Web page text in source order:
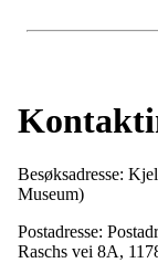
Besøksadresse:
Museum)
Postadresse:
Raschs vei 8A,